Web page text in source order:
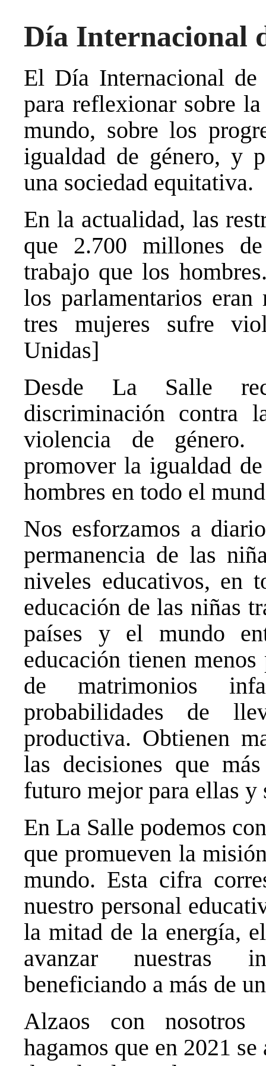
Día Internacional
El Día Internacional
para reflexionar sobre
mundo, sobre los
igualdad de género, y
una sociedad equitativa.
En la actualidad, las
que 2.700 millones
trabajo que los
los parlamentarios eran
tres mujeres sufre
Unidas]
Desde La Salle
discriminación contra
violencia de género.
promover la igualdad
hombres en todo el
Nos esforzamos a
permanencia de las
niveles educativos,
educación de las niñas
países y el mundo
educación tienen
de matrimonios
probabilidades de
productiva. Obtienen
las decisiones que
futuro mejor para ellas y
En La Salle podemos
que promueven la
mundo. Esta cifra
nuestro personal
la mitad de la energía,
avanzar nuestras
beneficiando a más de
Alzaos con nosotros
hagamos que en 2021